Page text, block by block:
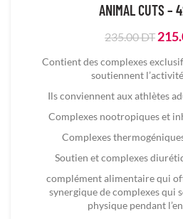
ANIMAL CUTS –
235.00DT Le
DT.
Contient des complexes
soutiennent
Ils conviennent aux athlètes
Complexes nootropiques et
Complexes
Soutien et complexes
complément alimentaire qui
synergique de complexes qui
physique pendant